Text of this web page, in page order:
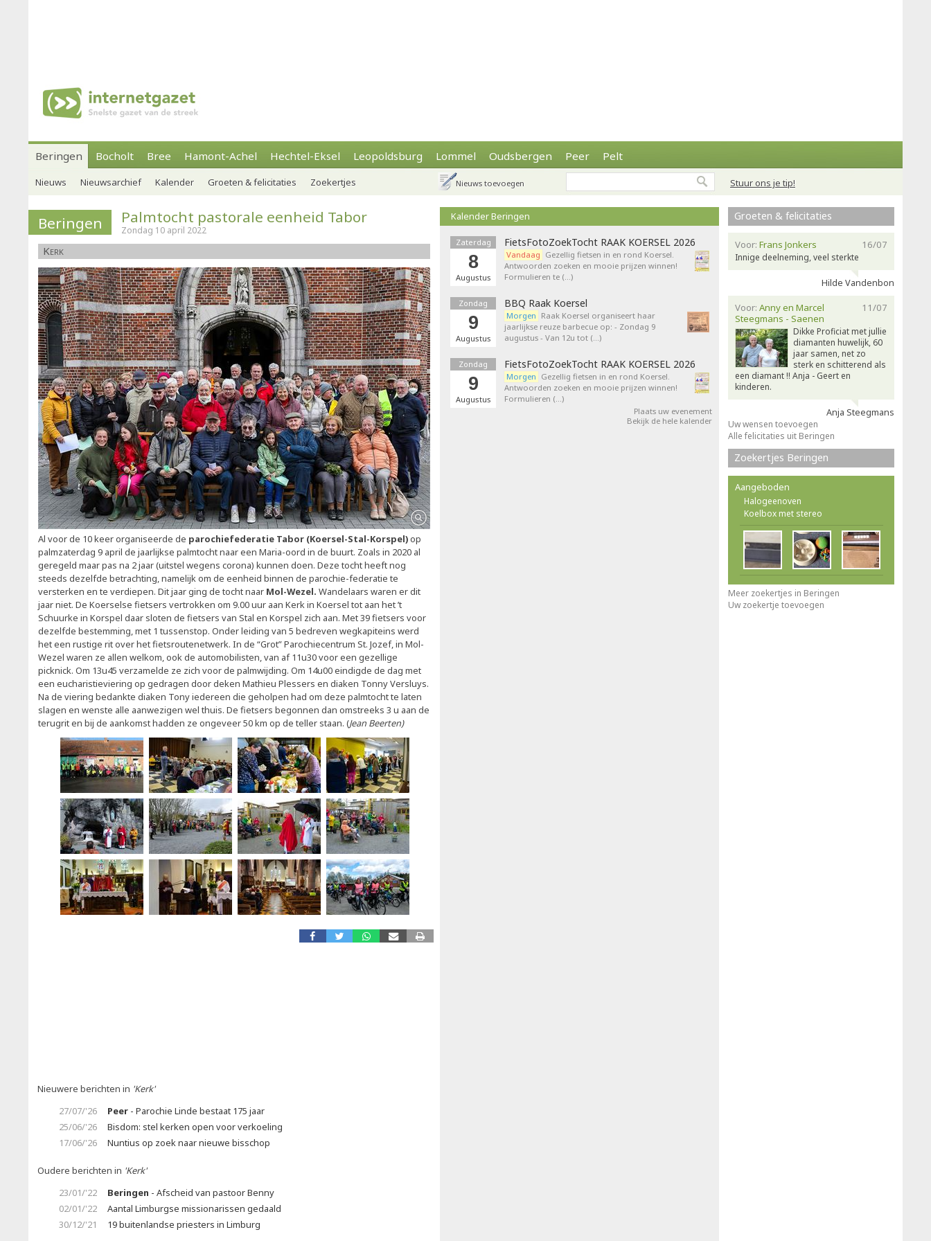
Beringen Bocholt Bree Hamont-Achel Hechtel-Eksel Leopoldsburg Lommel Oudsbergen Peer Pelt
Stuur ons je tip!
Nieuws Nieuwsarchief Kalender Groeten & felicitaties Zoekertjes Nieuws toevoegen
Beringen Palmtocht pastorale eenheid Tabor
Zondag 10 april 2022
Kerk
Al voor de 10 keer organiseerde de parochiefederatie Tabor (Koersel-Stal-Korspel)op
palmzaterdag 9 april de jaarlijkse palmtocht naar een Maria-oord in de buurt. Zoals in 2020 al
geregeld maar pas na 2 jaar (uitstel wegens corona) kunnen doen. Deze tocht heeft nog
steeds dezelfde betrachting, namelijk om de eenheid binnen de parochie-federatie te
versterken en te verdiepen. Dit jaar ging de tocht naar Mol-Wezel. Wandelaars waren er dit
jaar niet. De Koerselse fietsers vertrokken om 9.00 uur aan Kerk in Koersel tot aan het ’t
Schuurke in Korspel daar sloten de fietsers van Stal en Korspel zich aan. Met 39 fietsers voor
dezelfde bestemming, met 1 tussenstop. Onder leiding van 5 bedreven wegkapiteins werd
het een rustige rit over het fietsroutenetwerk. In de “Grot” Parochiecentrum St. Jozef, in Mol-
Wezel waren ze allen welkom, ook de automobilisten, van af 11u30 voor een gezellige
picknick. Om 13u45 verzamelde ze zich voor de palmwijding. Om 14u00 eindigde de dag met
een eucharistieviering op gedragen door deken Mathieu Plessers en diaken Tonny Versluys.
Na de viering bedankte diaken Tony iedereen die geholpen had om deze palmtocht te laten
slagen en wenste alle aanwezigen wel thuis. De fietsers begonnen dan omstreeks 3 u aan de
terugrit en bij de aankomst hadden ze ongeveer 50 km op de teller staan. (Jean Beerten)
Nieuwere berichten in 'Kerk'
27/07/'26
Peer - Parochie Linde bestaat 175 jaar
25/06/'26
Bisdom: stel kerken open voor verkoeling
17/06/'26
Nuntius op zoek naar nieuwe bisschop
Oudere berichten in 'Kerk'
23/01/'22
Beringen - Afscheid van pastoor Benny
02/01/'22
Aantal Limburgse missionarissen gedaald
30/12/'21
19 buitenlandse priesters in Limburg
Kalender Beringen
Zaterdag
8
Augustus
FietsFotoZoekTocht RAAK KOERSEL 2026
Vandaag Gezellig fietsen in en rond Koersel.
Antwoorden zoeken en mooie prijzen winnen!
Formulieren te (…)
Zondag
9
Augustus
BBQ Raak Koersel
Morgen Raak Koersel organiseert haar
jaarlijkse reuze barbecue op: - Zondag 9
augustus - Van 12u tot (…)
Zondag
9
Augustus
FietsFotoZoekTocht RAAK KOERSEL 2026
Morgen Gezellig fietsen in en rond Koersel.
Antwoorden zoeken en mooie prijzen winnen!
Formulieren (…)
Plaats uw evenement
Bekijk de hele kalender
Groeten & felicitaties
16/07
Voor: Frans Jonkers
Innige deelneming, veel sterkte
Hilde Vandenbon
11/07
Voor: Anny en Marcel
Steegmans - Saenen
Dikke Proficiat met jullie
diamanten huwelijk, 60
jaar samen, net zo
sterk en schitterend als
een diamant !! Anja - Geert en
kinderen.
Anja Steegmans
Uw wensen toevoegen
Alle felicitaties uit Beringen
Zoekertjes Beringen
Aangeboden
Halogeenoven
Koelbox met stereo
Meer zoekertjes in Beringen
Uw zoekertje toevoegen